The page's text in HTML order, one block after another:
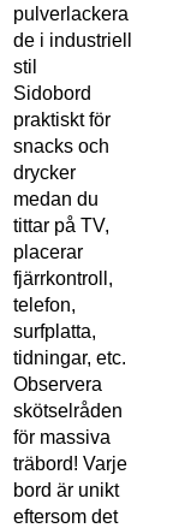
pulverlackera
de i industriell
stil
Sidobord
praktiskt för
snacks och
drycker
medan du
tittar på TV,
placerar
fjärrkontroll,
telefon,
surfplatta,
tidningar, etc.
Observera
skötselråden
för massiva
träbord! Varje
bord är unikt
eftersom det